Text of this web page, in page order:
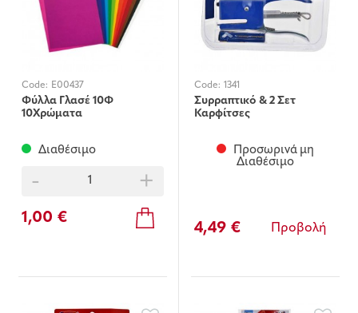
Code: E00437
Φύλλα Γλασέ 10Φ
10Χρώματα
Διαθέσιμο
- +
1,00 €
Code: 1341
Συρραπτικό & 2 Σετ
Καρφίτσες
Προσωρινά μη
Διαθέσιμο
4,49 € Προβολή